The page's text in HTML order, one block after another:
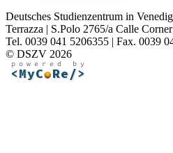
Deutsches Studienzentrum in
Terrazza | S.Polo 2765/a Calle
Tel. 0039 041 5206355 | Fax. 0039
© DSZV 2026